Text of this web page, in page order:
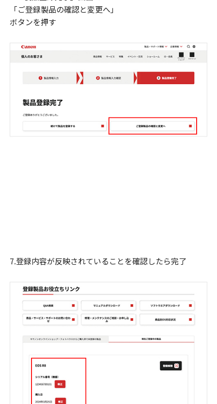
「ご登録製品の確認と変更へ」
ボタンを押す
7.登録内容が反映されていることを確認したら完了